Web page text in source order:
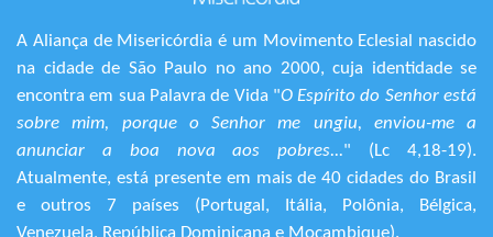
A Aliança de Misericórdia é um Movimento Eclesial nascido
na cidade de São Paulo no ano 2000, cuja identidade se
encontra em sua Palavra de Vida "O Espírito do Senhor está
sobre mim, porque o Senhor me ungiu, enviou-me a
anunciar a boa nova aos pobres..." (Lc 4,18-19).
Atualmente, está presente em mais de 40 cidades do Brasil
e outros 7 países (Portugal, Itália, Polônia, Bélgica,
Venezuela, República Dominicana e Moçambique).